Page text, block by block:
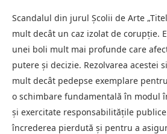
Scandalul din jurul Școlii de Arte
mult decât un caz izolat de corupție.
unei boli mult mai profunde care
putere și decizie. Rezolvarea acestei
mult decât pedepse exemplare
o schimbare fundamentală în modul
și exercitate responsabilitățile
încrederea pierdută și pentru a